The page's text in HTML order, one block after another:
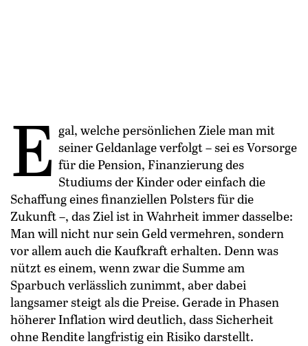
E gal, welche persönlichen Ziele man mit
seiner Geldanlage verfolgt – sei es Vorsorge
für die Pension, Finanzierung des
Studiums der Kinder oder einfach die
Schaffung eines finanziellen Polsters für die
Zukunft –, das Ziel ist in Wahrheit immer dasselbe:
Man will nicht nur sein Geld vermehren, sondern
vor allem auch die Kaufkraft erhalten. Denn was
nützt es einem, wenn zwar die Summe am
Sparbuch verlässlich zunimmt, aber dabei
langsamer steigt als die Preise. Gerade in Phasen
höherer Inflation wird deutlich, dass Sicherheit
ohne Rendite langfristig ein Risiko darstellt.